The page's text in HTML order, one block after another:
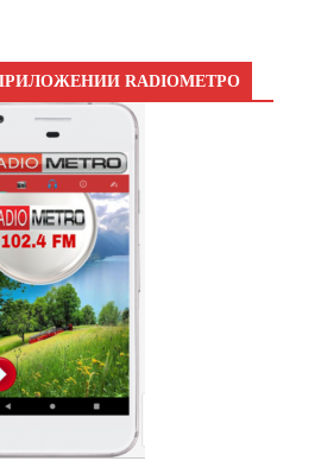
RADIOМЕТРО